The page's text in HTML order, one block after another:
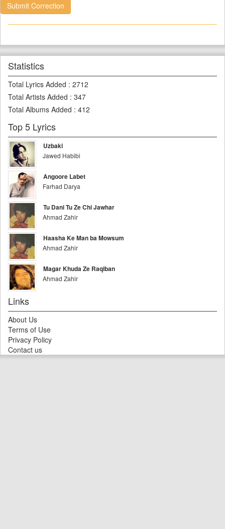
Submit Correction
Statistics
Total Lyrics Added : 2712
Total Artists Added : 347
Total Albums Added : 412
Top 5 Lyrics
Uzbaki
Jawed Habibi
Angoore Labet
Farhad Darya
Tu Dani Tu Ze Chi Jawhar
Ahmad Zahir
Haasha Ke Man ba Mowsum
Ahmad Zahir
Magar Khuda Ze Raqiban
Ahmad Zahir
Links
About Us
Terms of Use
Privacy Policy
Contact us